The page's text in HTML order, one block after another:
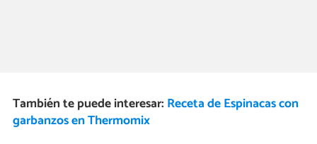
También te puede interesar: Receta de Espinacas con
garbanzos en Thermomix